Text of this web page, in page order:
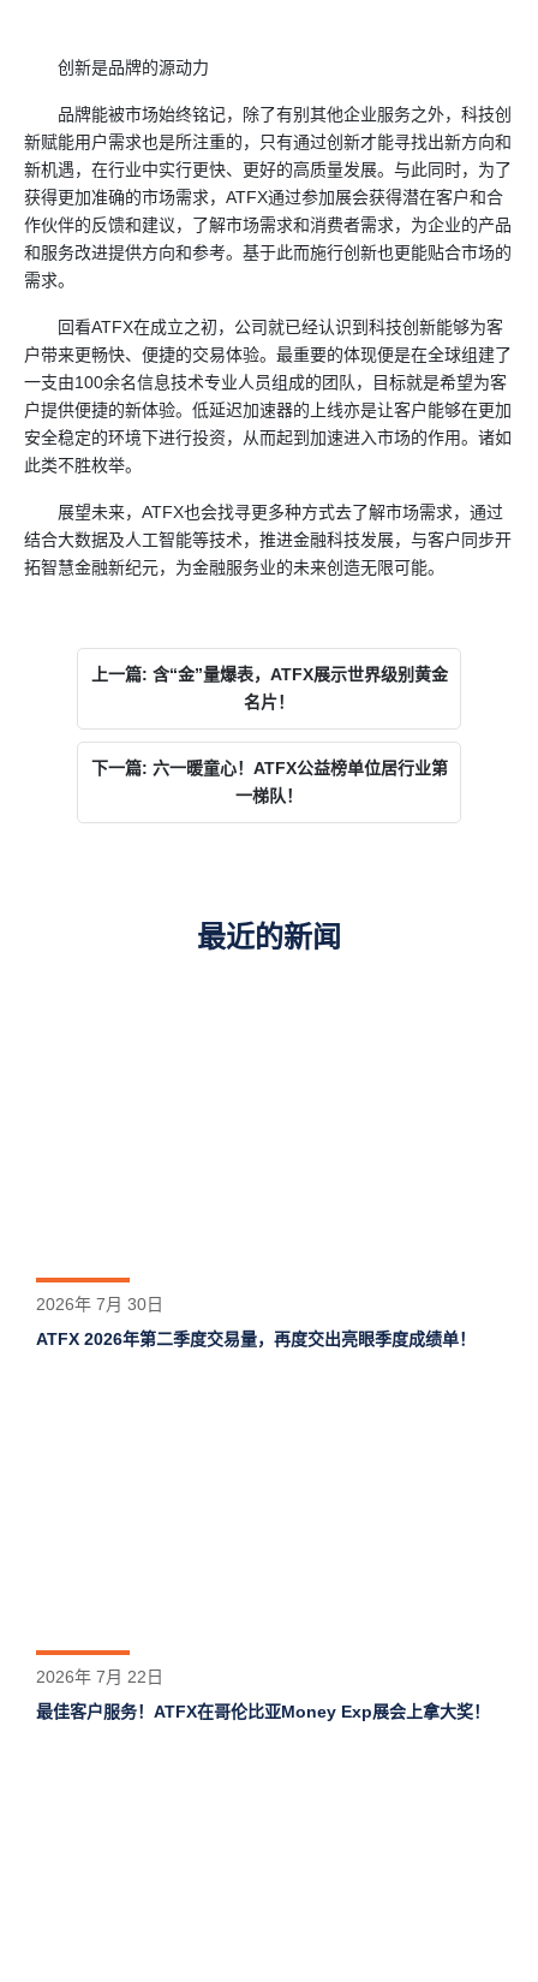
创新是品牌的源动力
品牌能被市场始终铭记，除了有别其他企业服务之外，科技创
新赋能用户需求也是所注重的，只有通过创新才能寻找出新方向和
新机遇，在行业中实行更快、更好的高质量发展。与此同时，为了
获得更加准确的市场需求，ATFX通过参加展会获得潜在客户和合
作伙伴的反馈和建议，了解市场需求和消费者需求，为企业的产品
和服务改进提供方向和参考。基于此而施行创新也更能贴合市场的
需求。
回看ATFX在成立之初，公司就已经认识到科技创新能够为客
户带来更畅快、便捷的交易体验。最重要的体现便是在全球组建了
一支由100余名信息技术专业人员组成的团队，目标就是希望为客
户提供便捷的新体验。低延迟加速器的上线亦是让客户能够在更加
安全稳定的环境下进行投资，从而起到加速进入市场的作用。诸如
此类不胜枚举。
展望未来，ATFX也会找寻更多种方式去了解市场需求，通过
结合大数据及人工智能等技术，推进金融科技发展，与客户同步开
拓智慧金融新纪元，为金融服务业的未来创造无限可能。
上一篇: 含“金”量爆表，ATFX展示世界级别黄金
名片！
下一篇: 六一暖童心！ATFX公益榜单位居行业第
一梯队！
最近的新闻
2026年 7月 30日
ATFX 2026年第二季度交易量，再度交出亮眼季度成绩单！
2026年 7月 22日
最佳客户服务！ATFX在哥伦比亚Money Exp展会上拿大奖！